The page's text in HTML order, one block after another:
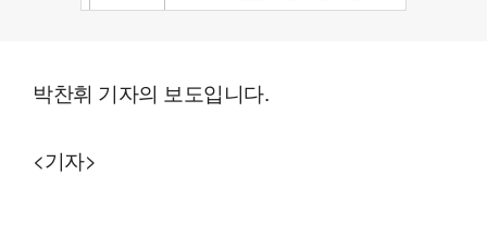
박찬휘 기자의 보도입니다.
<기자>